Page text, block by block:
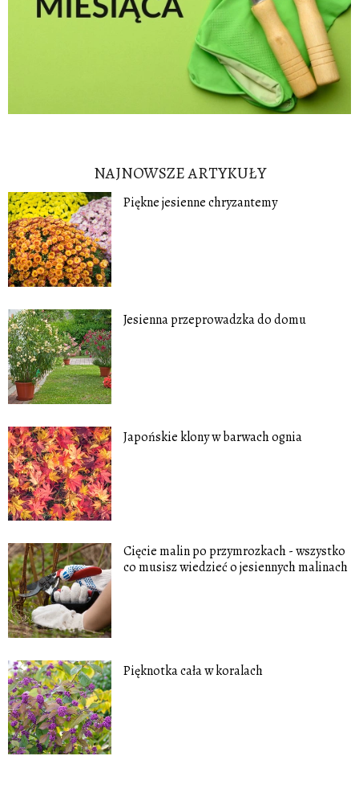
NAJNOWSZE ARTYKUŁY
Piękne jesienne chryzantemy
Jesienna przeprowadzka do domu
Japońskie klony w barwach ognia
Cięcie malin po przymrozkach - wszystko
co musisz wiedzieć o jesiennych malinach
Pięknotka cała w koralach